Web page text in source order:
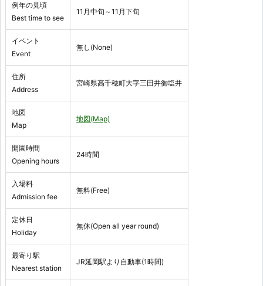
例年の見頃
Best time to see
11月中旬～11月下旬
イベント
Event
無し(None)
住所
Address
宮崎県高千穂町大字三田井御塩井
地図
Map
地図(Map)
開園時間
Opening hours
24時間
入場料
Admission fee
無料(Free)
定休日
Holiday
無休(Open all year round)
最寄り駅
Nearest station
JR延岡駅より自動車(1時間)